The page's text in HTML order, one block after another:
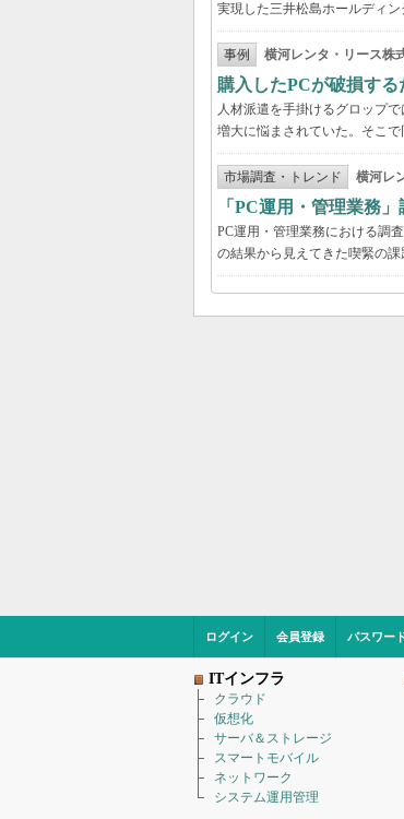
実現した三井松島ホールディ
事例 横河レンタ・リース株
購入したPCが破損す
人材派遣を手掛けるグロップ
増大に悩まされていた。そこ
市場調査・トレンド 横河レ
「PC運用・管理業務
PC運用・管理業務における調
の結果から見えてきた喫緊の
ログイン 会員登録 パスワー
ITインフラ
クラウド
仮想化
サーバ＆ストレージ
スマートモバイル
ネットワーク
システム運用管理